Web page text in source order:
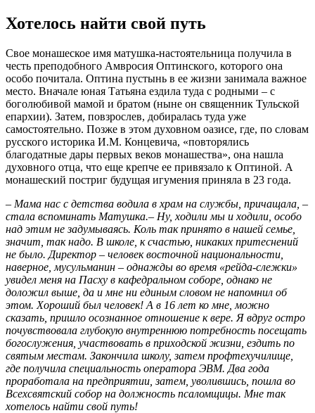
Хотелось найти свой путь
Свое монашеское имя матушка-настоятельница получила в
честь преподобного Амвросия Оптинского, которого она
особо почитала. Оптина пустынь в ее жизни занимала важное
место. Вначале юная Татьяна ездила туда с родными – с
боголюбивой мамой и братом (ныне он священник Тульской
епархии). Затем, повзрослев, добиралась туда уже
самостоятельно. Позже в этом духовном оазисе, где, по словам
русского историка И.М. Концевича, «повторялись
благодатные дары первых веков монашества», она нашла
духовного отца, что еще крепче ее привязало к Оптиной. А
монашеский постриг будущая игумения приняла в 23 года.
– Мама нас с детства водила в храм на службы, причащала, –
стала вспоминать Матушка.– Ну, ходили мы и ходили, особо
над этим не задумываясь. Коль так принято в нашей семье,
значит, так надо. В школе, к счастью, никаких притеснений
не было. Директор – человек восточной национальности,
наверное, мусульманин – однажды во время «рейда-слежки»
увидел меня на Пасху в кафедральном соборе, однако не
доложил выше, да и мне ни единым словом не напомнил об
этом. Хороший был человек! А в 16 лет ко мне, можно
сказать, пришло осознанное отношение к вере. Я вдруг остро
почувствовала глубокую внутреннюю потребность посещать
богослужения, участвовать в приходской жизни, ездить по
святым местам. Закончила школу, затем профтехучилище,
где получила специальность оператора ЭВМ. Два года
проработала на предприятии, затем, уволившись, пошла во
Всехсвятский собор на должность псаломщицы. Мне так
хотелось найти свой путь!